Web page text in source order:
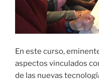
En este curso,
aspectos vinculados
de las nuevas